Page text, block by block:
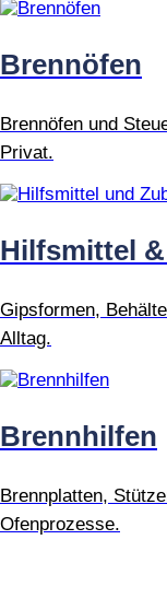
Brennöfen
Brennöfen und
Privat.
Hilfsmittel
Gipsformen,
Alltag.
Brennhilfen
Brennplatten,
Ofenprozesse.